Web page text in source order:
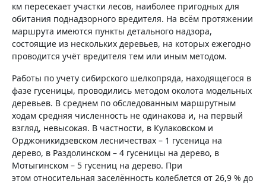
км пересекает участки лесов, наиболее пригодных для
обитания поднадзорного вредителя. На всём протяжении
маршрута имеются пункты детального надзора,
состоящие из нескольких деревьев, на которых ежегодно
проводится учёт вредителя тем или иным методом.
Работы по учету сибирского шелкопряда, находящегося в
фазе гусеницы, проводились методом околота модельных
деревьев. В среднем по обследованным маршрутным
ходам средняя численность не одинакова и, на первый
взгляд, невысокая. В частности, в Кулаковском и
Орджоникидзевском лесничествах – 1 гусеница на
дерево, в Раздолинском – 4 гусеницы на дерево, в
Мотыгинском – 5 гусениц на дерево. При
этом относительная заселённость колеблется от 26,9 % до